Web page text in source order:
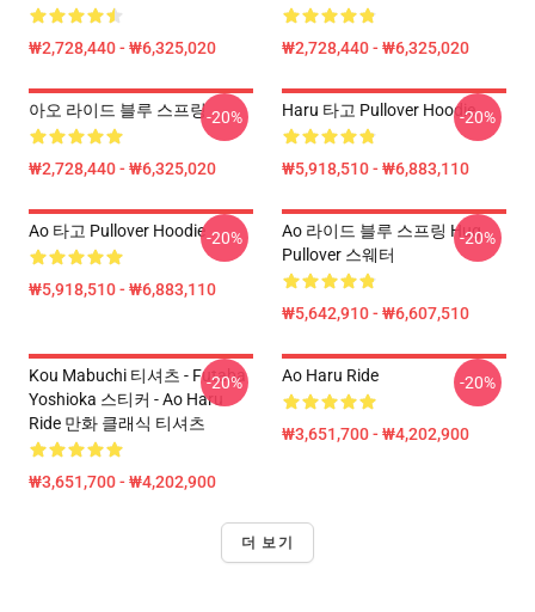
₩2,728,440 - ₩6,325,020 ₩2,728,440 - ₩6,325,020
아오 라이드 블루 스프링
₩2,728,440 - ₩6,325,020
-20% Haru 타고 Pullover Hoodie
₩5,918,510 - ₩6,883,110
-20%
Ao 타고 Pullover Hoodie
₩5,918,510 - ₩6,883,110
-20%
Ao 라이드 블루 스프링 Hug
Pullover 스웨터
₩5,642,910 - ₩6,607,510
-20%
Kou Mabuchi 티셔츠 - Futaba
Yoshioka 스티커 - Ao Haru
Ride 만화 클래식 티셔츠
₩3,651,700 - ₩4,202,900
-20% Ao Haru Ride
₩3,651,700 - ₩4,202,900
-20%
더 보기